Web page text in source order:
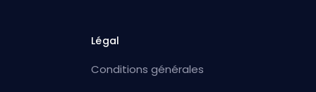
Légal
Conditions générales